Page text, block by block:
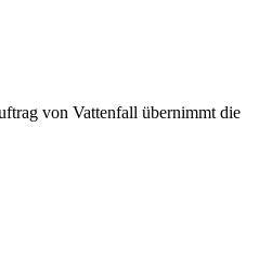
von Vattenfall übernimmt die